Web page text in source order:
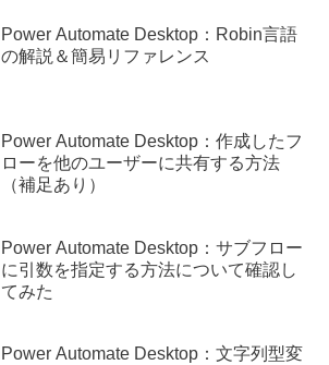
Power Automate Desktop：Robin言語
の解説＆簡易リファレンス
Power Automate Desktop：作成したフ
ローを他のユーザーに共有する方法
（補足あり）
Power Automate Desktop：サブフロー
に引数を指定する方法について確認し
てみた
Power Automate Desktop：文字列型変